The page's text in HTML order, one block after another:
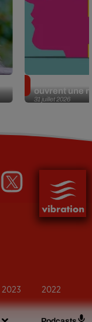
31 juillet 2026
ouvrent une
2023 2022